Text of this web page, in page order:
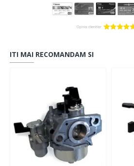
ITI MAI RECOMANDAM SI